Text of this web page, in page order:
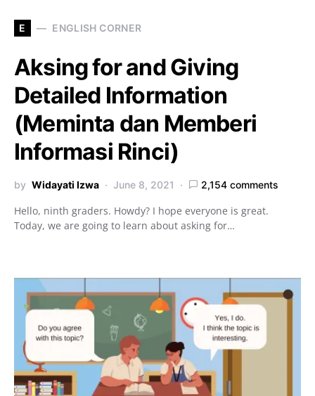
E ENGLISH CORNER
Aksing for and Giving
Detailed Information
(Meminta dan Memberi
Informasi Rinci)
by Widayati Izwa June 8, 2021 2,154 comments
Hello, ninth graders. Howdy? I hope everyone is great.
Today, we are going to learn about asking for…